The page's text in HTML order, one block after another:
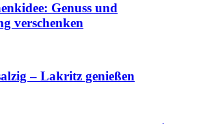
Genuss und
verschenken
– Lakritz genießen